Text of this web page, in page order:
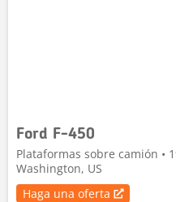
Ford F-450
Plataformas sobre camión •
Washington, US
Haga una oferta